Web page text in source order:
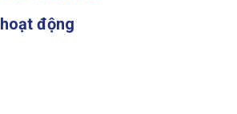
động